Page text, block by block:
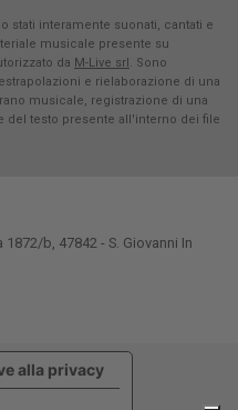
stati interamente suonati, cantati e
musicale presente su
da M-Live srl. Sono
e rielaborazione di una
musicale, registrazione di una
del testo presente all'interno dei file
1872/b, 47842 - S. Giovanni In
alla privacy